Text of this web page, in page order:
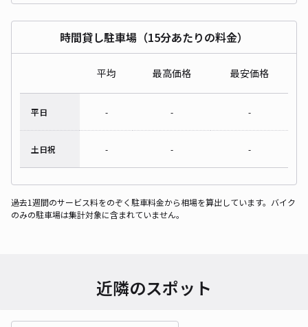
時間貸し駐車場（15分あたりの料金）
平均 最高価格 最安価格
平日 - - -
土日祝 - - -
過去1週間のサービス料をのぞく駐車料金から相場を算出しています。バイク
のみの駐車場は集計対象に含まれていません。
近隣のスポット